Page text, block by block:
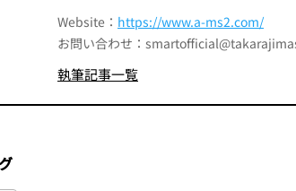
Website： https://www.a-ms2.com/
お問い合わせ：
執筆記事一覧